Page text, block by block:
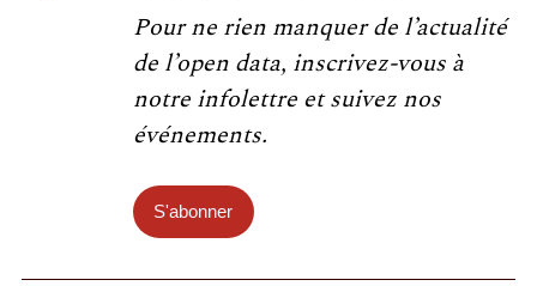
Pour ne rien manquer de l’actualité
de l’open data, inscrivez-vous à
notre infolettre et suivez nos
événements.
S'abonner